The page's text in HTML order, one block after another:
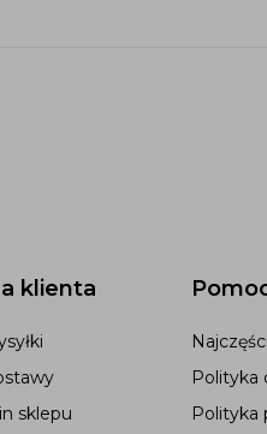
klienta
sklepu
Polityka
Polityka